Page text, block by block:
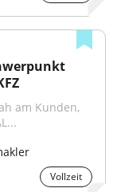
am Kunden,
Vollzeit